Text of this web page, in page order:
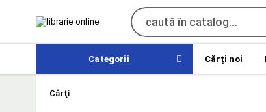
Categorii Cărți noi
Cărţi